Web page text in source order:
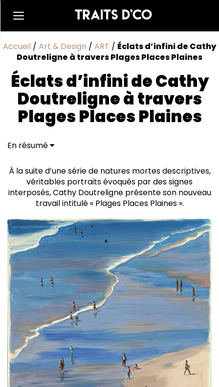
Accueil / Art & Design / ART / Éclats d’infini de Cathy
Doutreligne à travers Plages Places Plaines
Éclats d’infini de Cathy
Doutreligne à travers
Plages Places Plaines
En résumé
La vision évolutive de l'espace
À la suite d’une série de natures mortes descriptives,
véritables portraits évoqués par des signes
interposés, Cathy Doutreligne présente son nouveau
travail intitulé « Plages Places Plaines ».